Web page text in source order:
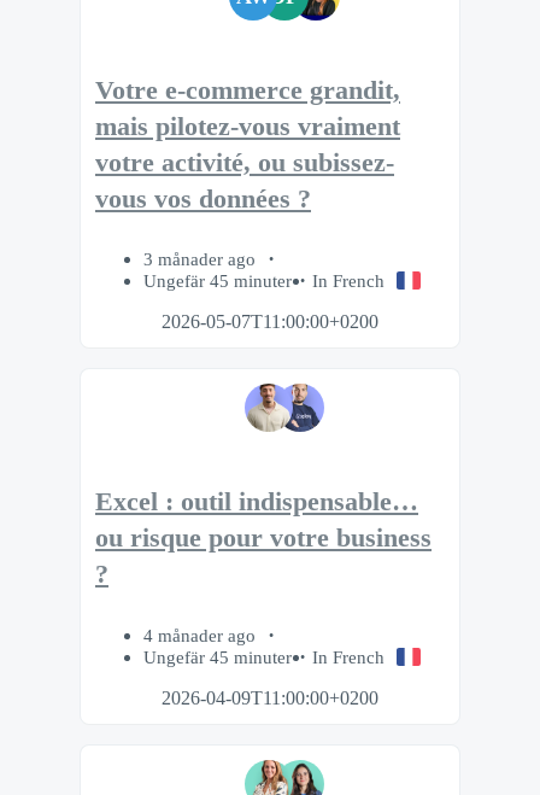
Votre e-commerce grandit,
mais pilotez-vous vraiment
votre activité, ou subissez-
vous vos données ?
3 månader ago
Ungefär 45 minuter
In French
2026-05-07T11:00:00+0200
Excel : outil indispensable…
ou risque pour votre business
?
4 månader ago
Ungefär 45 minuter
In French
2026-04-09T11:00:00+0200